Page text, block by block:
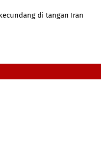
di tangan Iran